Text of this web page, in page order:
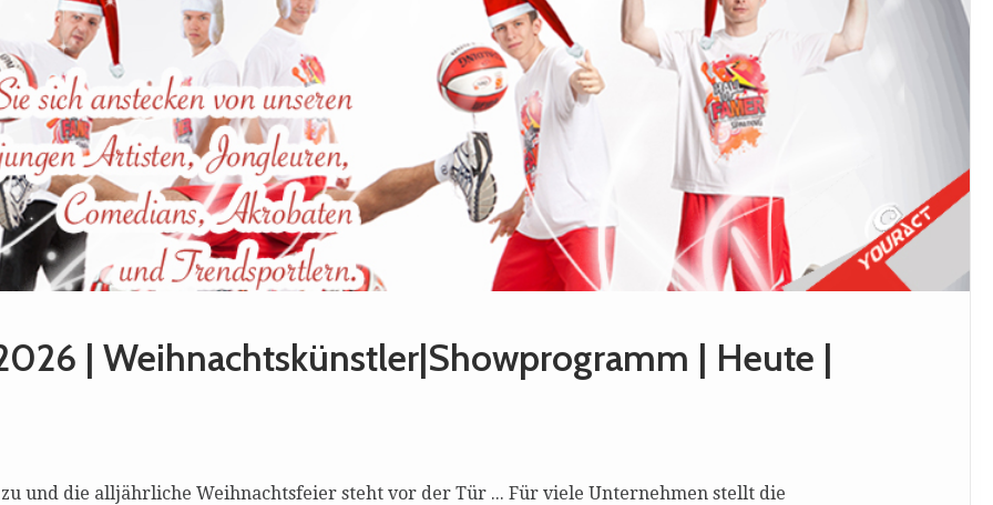
| Weihnachtskünstler|Showprogramm | Heute |
zu und die alljährliche Weihnachtsfeier steht vor der Tür ... Für viele Unternehmen stellt die